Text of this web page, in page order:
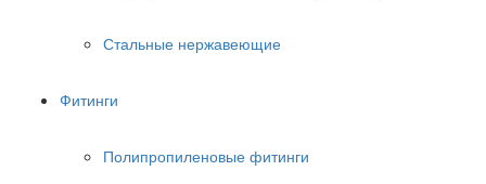
Стальные нержавеющие
Фитинги
Полипропиленовые фитинги